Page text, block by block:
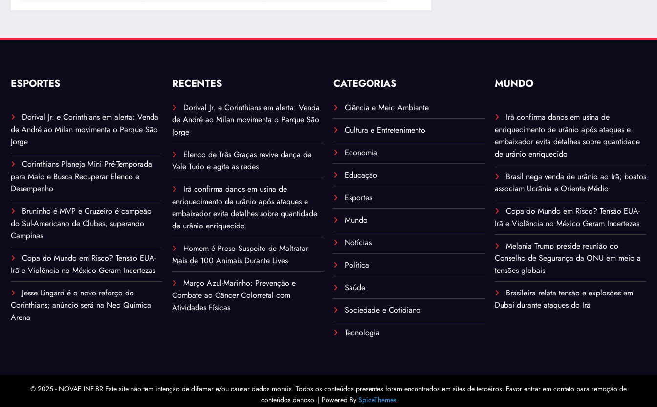
quantidade de urânio
ESPORTES
Dorival Jr. e Corinthians em alerta: Venda
de André ao Milan movimenta o Parque São
Jorge
Corinthians Planeja Mini Pré-Temporada
para Maio e Busca Recuperar Elenco e
Desempenho
Bruninho é MVP e Cruzeiro é campeão
do Sul-Americano de Clubes, superando
Campinas
Copa do Mundo em Risco? Tensão EUA-
Irã e Violência no México Geram Incertezas
Jesse Lingard é o novo reforço do
Corinthians; anúncio será na Neo Química
Arena
RECENTES
Dorival Jr. e Corinthians em alerta: Venda
de André ao Milan movimenta o Parque São
Jorge
Elenco de Três Graças revive dança de
Vale Tudo e agita as redes
Irã confirma danos em usina de
enriquecimento de urânio após ataques e
embaixador evita detalhes sobre quantidade
de urânio enriquecido
Homem é Preso Suspeito de Maltratar
Mais de 100 Animais Durante Lives
Março Azul-Marinho: Prevenção e
Combate ao Câncer Colorretal com
Atividades Físicas
CATEGORIAS
Ciência e Meio Ambiente
Cultura e Entretenimento
Economia
Educação
Esportes
Mundo
Notícias
Política
Saúde
Sociedade e Cotidiano
Tecnologia
MUNDO
Irã confirma danos em usina de
enriquecimento de urânio após ataques e
embaixador evita detalhes sobre quantidade
de urânio enriquecido
Brasil nega venda de urânio ao Irã; boatos
associam Ucrânia e Oriente Médio
Copa do Mundo em Risco? Tensão EUA-
Irã e Violência no México Geram Incertezas
Melania Trump preside reunião do
Conselho de Segurança da ONU em meio a
tensões globais
Brasileira relata tensão e explosões em
Dubai durante ataques do Irã
© 2025 - NOVAE.INF.BR Este site não tem intenção de difamar e/ou causar dados morais. Todos os conteúdos presentes foram encontrados em sites de terceiros. Favor entrar em contato para remoção de
conteúdos danoso. | Powered By SpiceThemes